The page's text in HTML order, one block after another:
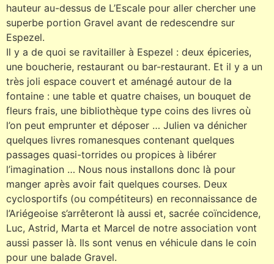
hauteur au-dessus de L’Escale pour aller chercher une
superbe portion Gravel avant de redescendre sur
Espezel.
Il y a de quoi se ravitailler à Espezel : deux épiceries,
une boucherie, restaurant ou bar-restaurant. Et il y a un
très joli espace couvert et aménagé autour de la
fontaine : une table et quatre chaises, un bouquet de
fleurs frais, une bibliothèque type coins des livres où
l’on peut emprunter et déposer … Julien va dénicher
quelques livres romanesques contenant quelques
passages quasi-torrides ou propices à libérer
l’imagination … Nous nous installons donc là pour
manger après avoir fait quelques courses. Deux
cyclosportifs (ou compétiteurs) en reconnaissance de
l’Ariégeoise s’arrêteront là aussi et, sacrée coïncidence,
Luc, Astrid, Marta et Marcel de notre association vont
aussi passer là. Ils sont venus en véhicule dans le coin
pour une balade Gravel.